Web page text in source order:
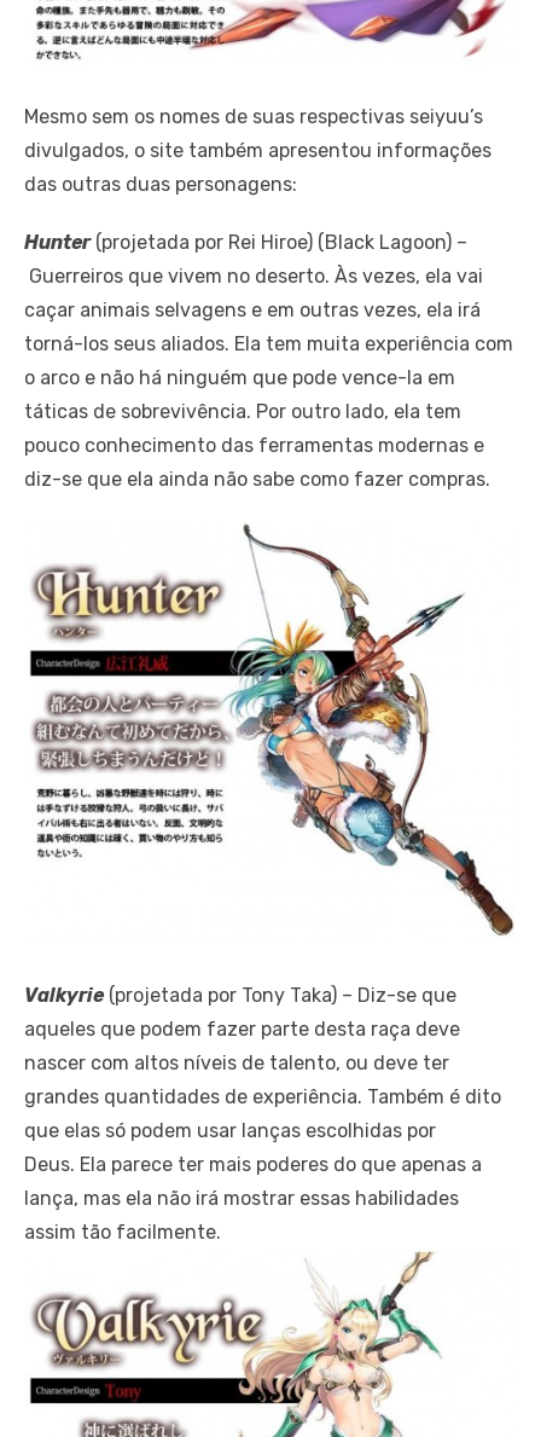
Mesmo sem os nomes de suas respectivas seiyuu’s
divulgados, o site também apresentou informações
das outras duas personagens:
Hunter(projetada por Rei Hiroe) (Black Lagoon) –
Guerreiros que vivem no deserto. Às vezes, ela vai
caçar animais selvagens e em outras vezes, ela irá
torná-los seus aliados. Ela tem muita experiência com
o arco e não há ninguém que pode vence-la em
táticas de sobrevivência. Por outro lado, ela tem
pouco conhecimento das ferramentas modernas e
diz-se que ela ainda não sabe como fazer compras.
Valkyrie(projetada por Tony Taka) – Diz-se que
aqueles que podem fazer parte desta raça deve
nascer com altos níveis de talento, ou deve ter
grandes quantidades de experiência. Também é dito
que elas só podem usar lanças escolhidas por
Deus. Ela parece ter mais poderes do que apenas a
lança, mas ela não irá mostrar essas habilidades
assim tão facilmente.